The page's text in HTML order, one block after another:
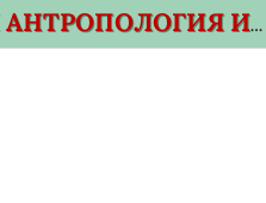
МЕДИЦИНСКАЯ АНТРОПОЛОГИЯ И БИОЭТИКА